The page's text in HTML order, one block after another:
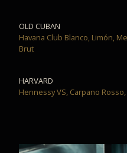
OLD CUBAN
Havana Club Blanco, Limón,
Brut
HARVARD
Hennessy VS, Carpano